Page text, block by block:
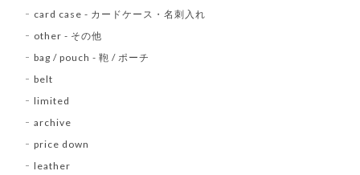
card case - カードケース・名刺入れ
other - その他
bag / pouch - 鞄 / ポーチ
belt
limited
archive
price down
leather